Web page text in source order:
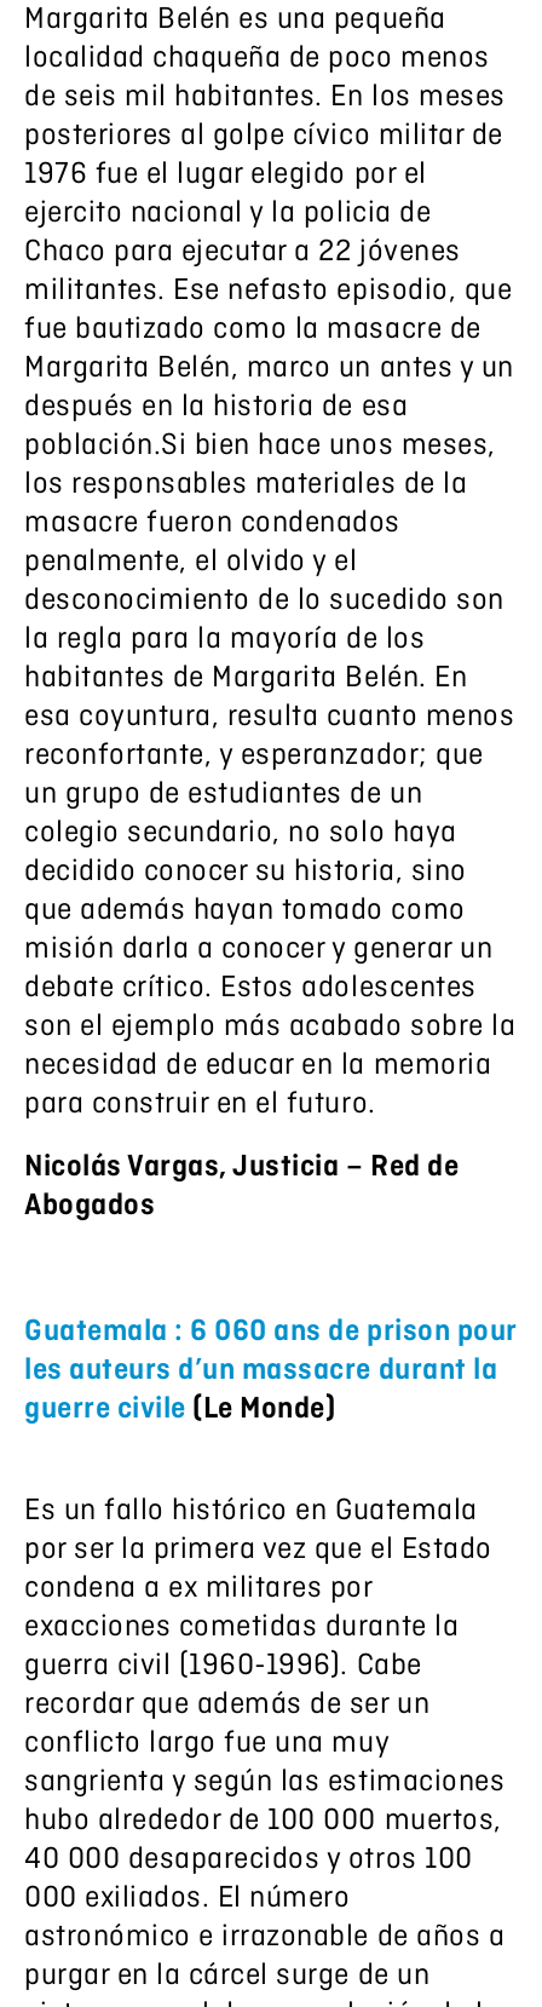
Margarita Belén es una pequeña
localidad chaqueña de poco menos
de seis mil habitantes. En los meses
posteriores al golpe cívico militar de
1976 fue el lugar elegido por el
ejercito nacional y la policia de
Chaco para ejecutar a 22 jóvenes
militantes. Ese nefasto episodio, que
fue bautizado como la masacre de
Margarita Belén, marco un antes y un
después en la historia de esa
población.Si bien hace unos meses,
los responsables materiales de la
masacre fueron condenados
penalmente, el olvido y el
desconocimiento de lo sucedido son
la regla para la mayoría de los
habitantes de Margarita Belén. En
esa coyuntura, resulta cuanto menos
reconfortante, y esperanzador; que
un grupo de estudiantes de un
colegio secundario, no solo haya
decidido conocer su historia, sino
que además hayan tomado como
misión darla a conocer y generar un
debate crítico. Estos adolescentes
son el ejemplo más acabado sobre la
necesidad de educar en la memoria
para construir en el futuro.
Nicolás Vargas, Justicia – Red de
Abogados
Guatemala : 6 060 ans de prison pour
les auteurs d’un massacre durant la
guerre civile (Le Monde)
Es un fallo histórico en Guatemala
por ser la primera vez que el Estado
condena a ex militares por
exacciones cometidas durante la
guerra civil (1960-1996). Cabe
recordar que además de ser un
conflicto largo fue una muy
sangrienta y según las estimaciones
hubo alrededor de 100 000 muertos,
40 000 desaparecidos y otros 100
000 exiliados. El número
astronómico e irrazonable de años a
purgar en la cárcel surge de un